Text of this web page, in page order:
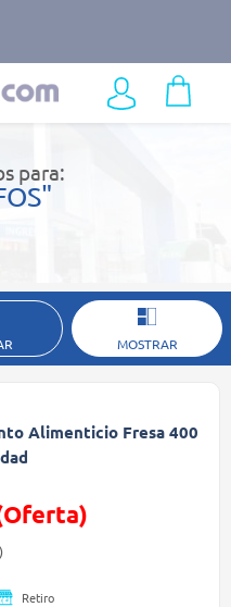
para:
MOSTRAR
Alimenticio Fresa 400
de
(Oferta)
Retiro